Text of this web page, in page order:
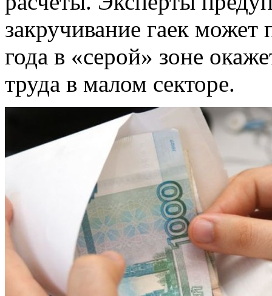
закручивание гаек может
года в «серой» зоне
труда в малом секторе.